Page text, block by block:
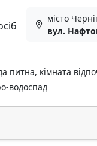
місто
вул.
питна, кімната
водоспад